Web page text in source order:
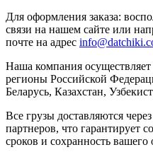
Для оформления заказа:
связи на нашем сайте или
почте на адрес
Наша компания осуществляет
регионы Российской
Беларусь, Казахстан,
Все грузы доставляются
партнеров, что гарантирует
сроков и сохранность вашего